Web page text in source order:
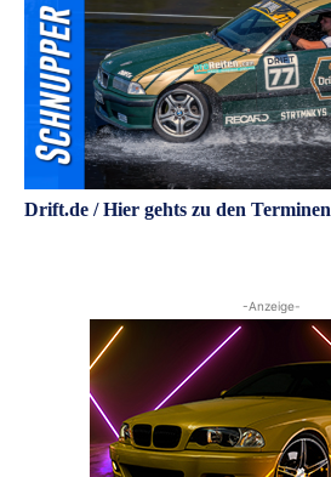
Drift.de / Hier gehts zu den Terminen
-Anzeige-